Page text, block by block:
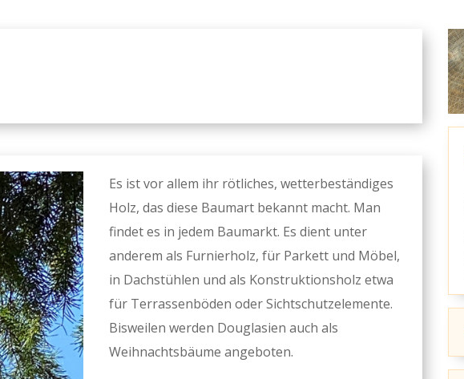
Es ist vor allem ihr rötliches, wetterbeständiges
Holz, das diese Baumart bekannt macht. Man
findet es in jedem Baumarkt. Es dient unter
anderem als Furnierholz, für Parkett und Möbel,
in Dachstühlen und als Konstruktionsholz etwa
für Terrassenböden oder Sichtschutzelemente.
Bisweilen werden Douglasien auch als
Weihnachtsbäume angeboten.